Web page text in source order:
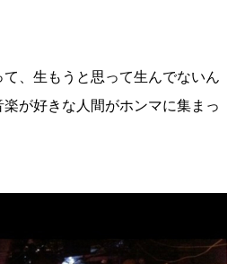
、生もうと思って生んでないん
が好きな人間がホンマに集まっ